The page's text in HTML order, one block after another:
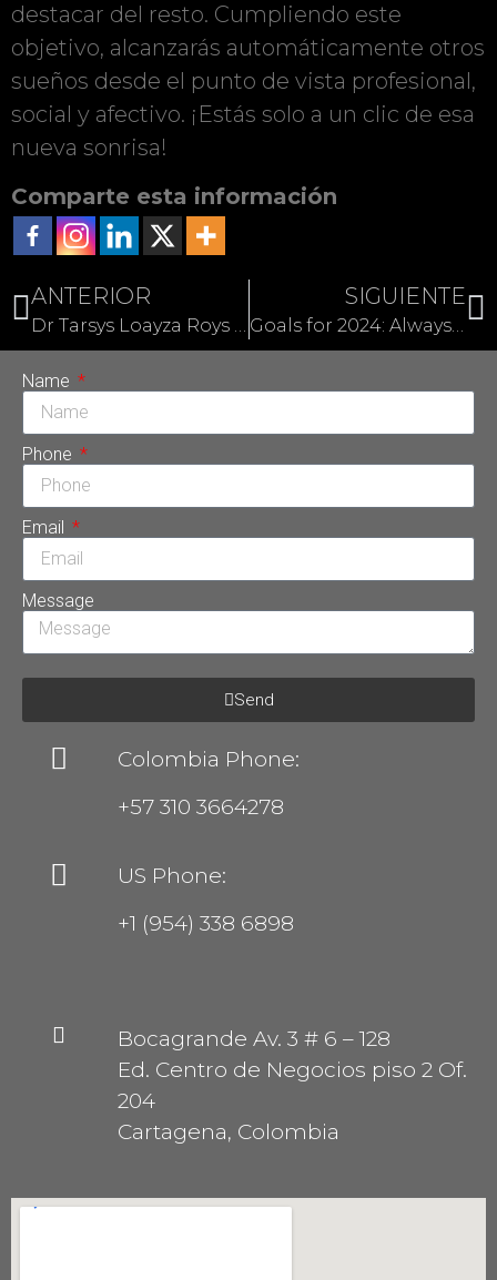
destacar del resto. Cumpliendo este
objetivo, alcanzarás automáticamente otros
sueños desde el punto de vista profesional,
social y afectivo. ¡Estás solo a un clic de esa
nueva sonrisa!
Comparte esta información
ANTERIOR
Dr Tarsys Loayza Roys and smile design for celebrities
SIGUIENTE
Goals for 2024: Always smile
Name
Phone
Email
Message
Send
Colombia Phone:
+57 310 3664278
US Phone:
+1 (954) 338 6898
Bocagrande Av. 3 # 6 – 128
Ed. Centro de Negocios piso 2 Of.
204
Cartagena, Colombia